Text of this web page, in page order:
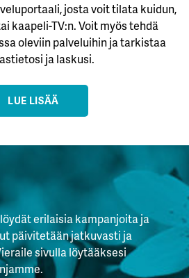
josta voit tilata kuidun,
kaapeli-TV:n. Voit myös tehdä
oleviin palveluihin ja tarkistaa
ja laskusi.
LUE LISÄÄ
erilaisia kampanjoita ja
päivitetään jatkuvasti ja
sivulla löytääksesi